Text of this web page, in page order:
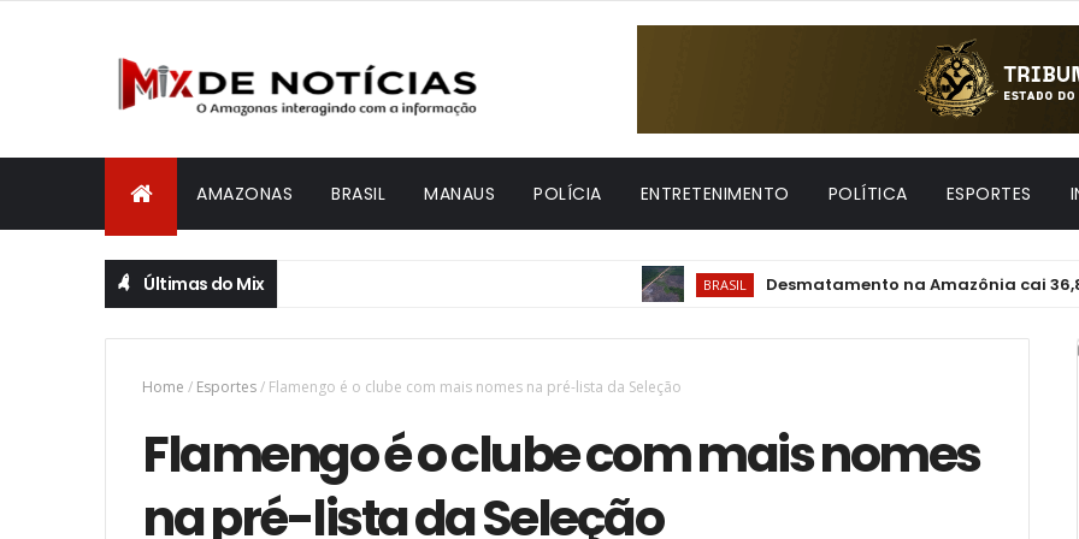
AMAZONAS BRASIL MANAUS POLÍCIA ENTRETENIMENTO POLÍTICA ESPORTES
Últimas do Mix BRASIL Desmatamento na Amazônia cai 36,87% no
Home / Esportes/ Flamengo é o clube com mais nomes na pré-lista da Seleção
Flamengo é o clube com mais nomes
na pré-lista da Seleção